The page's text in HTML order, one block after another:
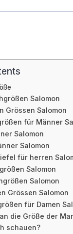
Salomon
Grössen Salomon
für Männer
Salomon
Salomon
für herren
Salomon
Salomon
Grössen Salomon
für Damen
die Größe der
schauen?